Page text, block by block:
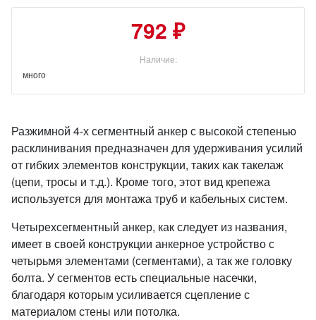
792 ₽
Наличие:
много
Разжимной 4-х сегментный анкер с высокой степенью
расклинивания предназначен для удерживания усилий
от гибких элементов конструкции, таких как такелаж
(цепи, тросы и т.д.). Кроме того, этот вид крепежа
используется для монтажа труб и кабельных систем.
Четырехсегментный анкер, как следует из названия,
имеет в своей конструкции анкерное устройство с
четырьмя элементами (сегментами), а так же головку
болта. У сегментов есть специальные насечки,
благодаря которым усиливается сцепление с
материалом стены или потолка.